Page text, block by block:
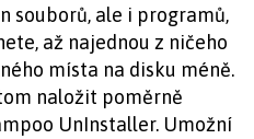
souborů, ale i programů,
až najednou z ničeho
místa na disku méně.
naložit poměrně
UnInstaller. Umožní